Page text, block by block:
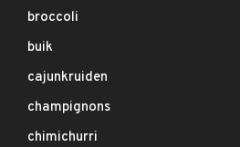
broccoli
buik
cajunkruiden
champignons
chimichurri